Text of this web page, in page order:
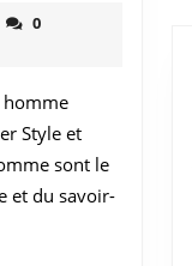
0
homme
Style et
sont le
et du savoir-